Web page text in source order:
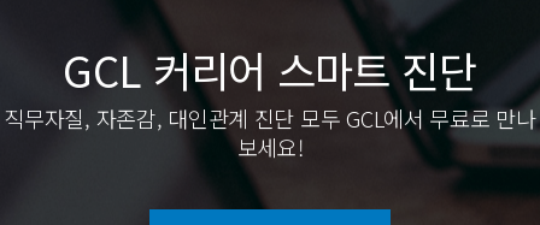
GCL 커리어 스마트 진단
직무자질, 자존감, 대인관계 진단 모두 GCL에서 무료로 만나
보세요!